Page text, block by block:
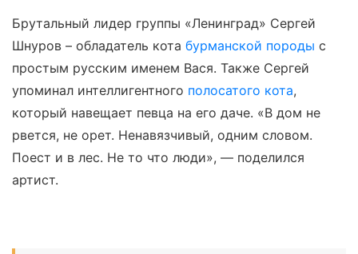
Брутальный лидер группы «Ленинград» Сергей
Шнуров – обладатель кота бурманской породы с
простым русским именем Вася. Также Сергей
упоминал интеллигентного полосатого кота,
который навещает певца на его даче. «В дом не
рвется, не орет. Ненавязчивый, одним словом.
Поест и в лес. Не то что люди», — поделился
артист.